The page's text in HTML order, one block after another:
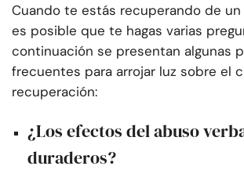
Cuando te estás recuperando de un
es posible que te hagas varias
continuación se presentan algunas
frecuentes para arrojar luz sobre el
recuperación:
¿Los efectos del abuso
duraderos?